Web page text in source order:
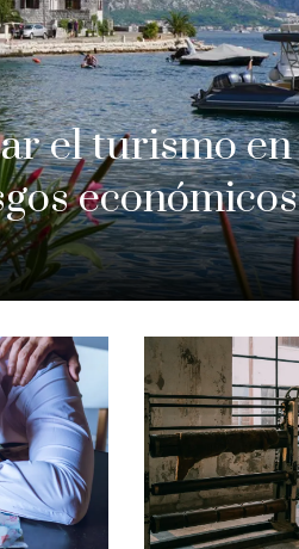
el turismo en
económicos